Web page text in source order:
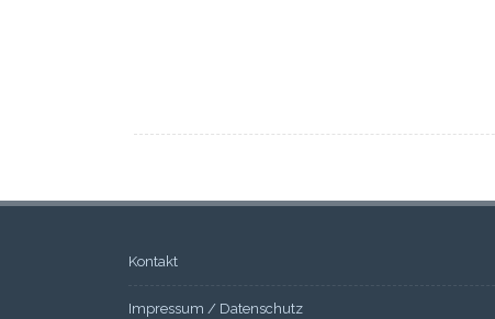
Kontakt
Impressum / Datenschutz